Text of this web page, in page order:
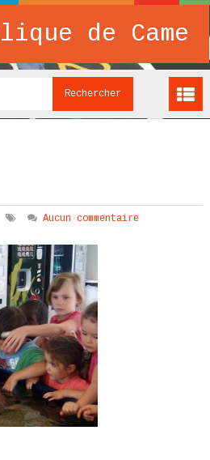
de Came
Aucun commentaire